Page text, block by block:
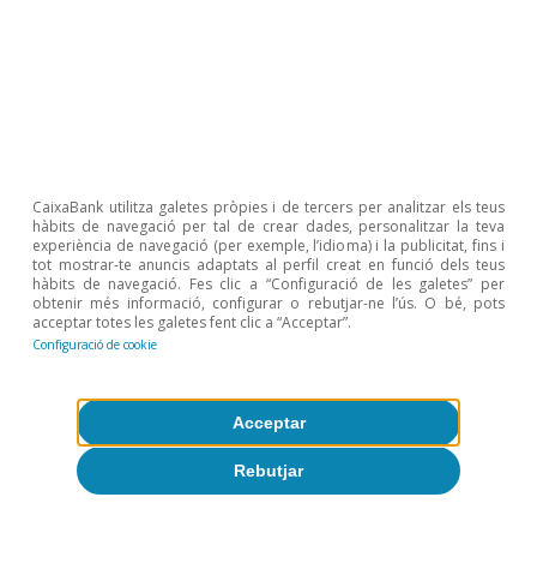
CaixaBank utilitza galetes pròpies i de tercers per analitzar els teus
hàbits de navegació per tal de crear dades, personalitzar la teva
experiència de navegació (per exemple, l’idioma) i la publicitat, fins i
tot mostrar-te anuncis adaptats al perfil creat en funció dels teus
hàbits de navegació. Fes clic a “Configuració de les galetes” per
obtenir més informació, configurar o rebutjar-ne l’ús. O bé, pots
acceptar totes les galetes fent clic a “Acceptar”.
Configuració de cookie
Rebutjar
Acceptar
Contacte
CaixaBank(opens in a new window)
Avís legal (opens in a new window)
Privacitat(opens in a new window)